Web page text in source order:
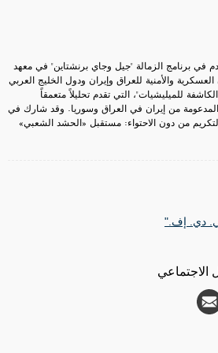
في برنامج الزمالة "جيل وجاي برنشتاين" في معهد
والأمنية للعراق وإيران ودول الخليج العربي
للميليشيات"، التي تقدم تحليلاً متعمقاً
المدعومة من إيران في العراق وسوريا. وقد شارك في
دراسة المعهد لعام 2020 "التكريم من دون الاحتواء: مستقبل «الحشد الشعبي»
دي. إف."
الاجتماعي